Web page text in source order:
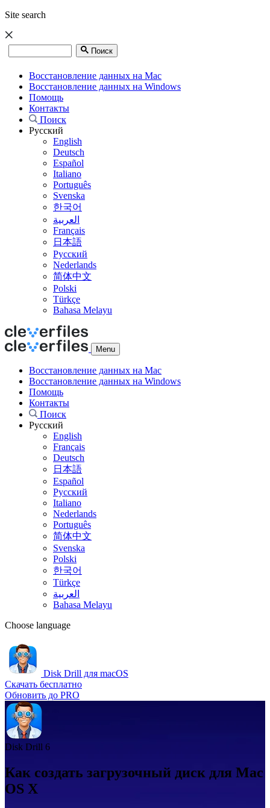
Site search
Поиск
Восстановление данных на Mac
Восстановление данных на Windows
Помощь
Контакты
Поиск
Русский
English
Deutsch
Español
Italiano
Português
Svenska
한국어
العربية
Français
日本語
Русский
Nederlands
简体中文
Polski
Türkçe
Bahasa Melayu
Menu
Восстановление данных на Mac
Восстановление данных на Windows
Помощь
Контакты
Поиск
Русский
English
Français
Deutsch
日本語
Español
Русский
Italiano
Nederlands
Português
简体中文
Svenska
Polski
한국어
Türkçe
العربية
Bahasa Melayu
Choose language
Disk Drill для macOS
Скачать бесплатно
Обновить до PRO
Disk Drill 6
Как создать загрузочный диск для Mac
OS X